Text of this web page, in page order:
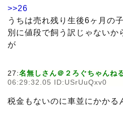
>>26
うちは売れ残り生後6ヶ月の
別に値段で飼う訳じゃないか
が
27:名無しさん＠２ろぐちゃんね
06:29:32.05 ID:USrUuQxv0
税金もないのに車並にかかる